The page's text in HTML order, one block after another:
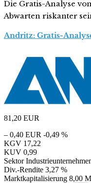
Die Gratis-Analyse
Abwarten riskanter
Andritz: Gratis-
81,20 EUR
– 0,40 EUR -0,49 %
KGV 17,22
KUV 0,99
Sektor
Div.-Rendite 3,27 %
Marktkapitalisierung 8,00